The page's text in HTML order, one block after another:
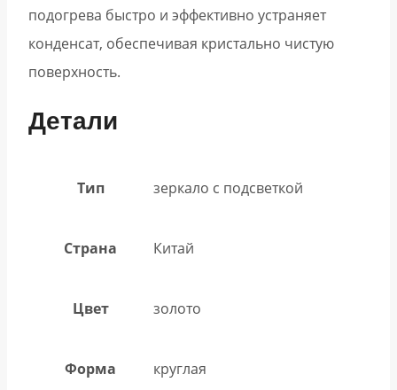
подогрева быстро и эффективно устраняет
конденсат, обеспечивая кристально чистую
поверхность.
Детали
Тип зеркало с подсветкой
Страна Китай
Цвет золото
Форма круглая